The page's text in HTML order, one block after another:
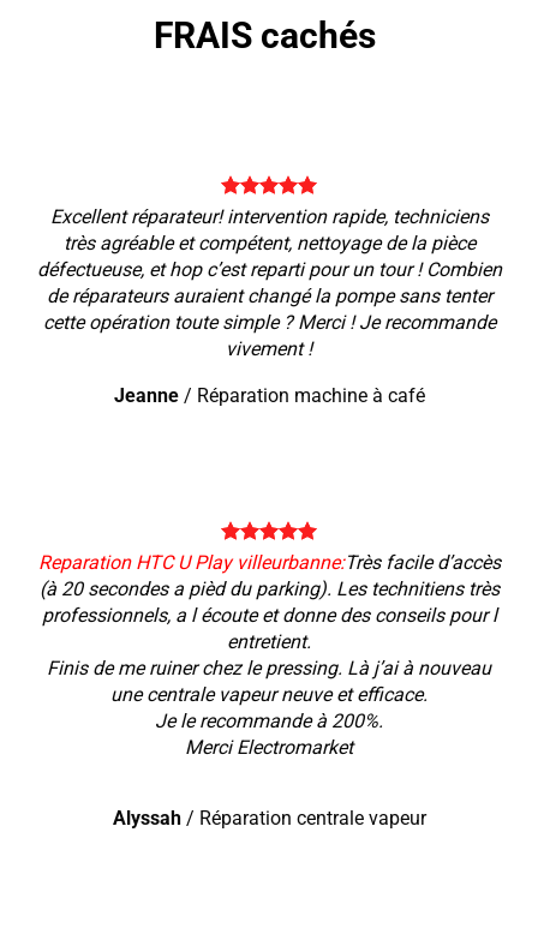
FRAIS cachés
Excellent réparateur! intervention rapide, techniciens
très agréable et compétent, nettoyage de la pièce
défectueuse, et hop c’est reparti pour un tour ! Combien
de réparateurs auraient changé la pompe sans tenter
cette opération toute simple ? Merci ! Je recommande
vivement !
Jeanne / Réparation machine à café
Reparation HTC U Play villeurbanne:Très facile d’accès
(à 20 secondes a pièd du parking). Les technitiens très
professionnels, a l écoute et donne des conseils pour l
entretient.
Finis de me ruiner chez le pressing. Là j’ai à nouveau
une centrale vapeur neuve et efficace.
Je le recommande à 200%.
Merci Electromarket
Alyssah / Réparation centrale vapeur